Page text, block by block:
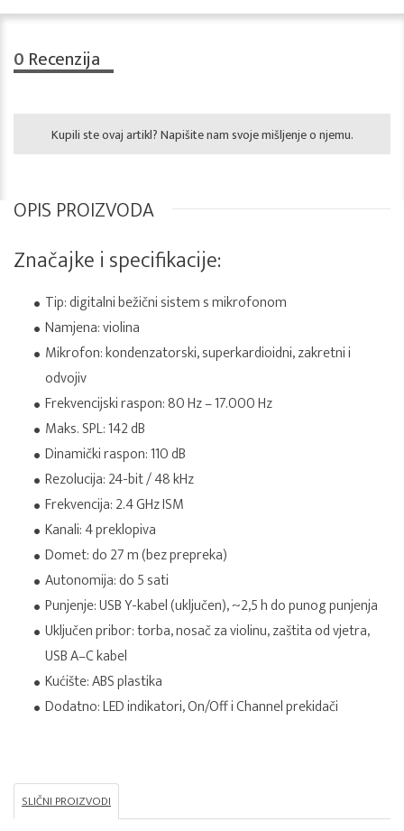
0 Recenzija
Kupili ste ovaj artikl? Napišite nam svoje mišljenje o njemu.
OPIS PROIZVODA
Značajke i specifikacije:
Tip: digitalni bežični sistem s mikrofonom
Namjena: violina
Mikrofon: kondenzatorski, superkardioidni, zakretni i
odvojiv
Frekvencijski raspon: 80 Hz – 17.000 Hz
Maks. SPL: 142 dB
Dinamički raspon: 110 dB
Rezolucija: 24-bit / 48 kHz
Frekvencija: 2.4 GHz ISM
Kanali: 4 preklopiva
Domet: do 27 m (bez prepreka)
Autonomija: do 5 sati
Punjenje: USB Y-kabel (uključen), ~2,5 h do punog punjenja
Uključen pribor: torba, nosač za violinu, zaštita od vjetra,
USB A–C kabel
Kućište: ABS plastika
Dodatno: LED indikatori, On/Off i Channel prekidači
SLIČNI PROIZVODI